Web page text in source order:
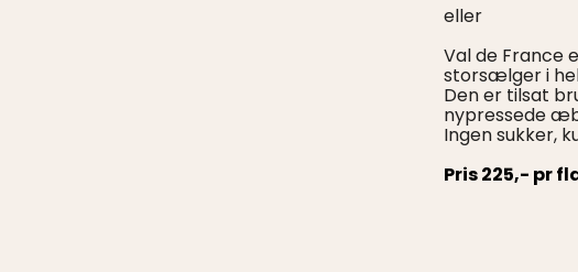
eller
Val de France
storsælger i
Den er tilsat
nypressede
Ingen sukker,
Pris 225,- pr